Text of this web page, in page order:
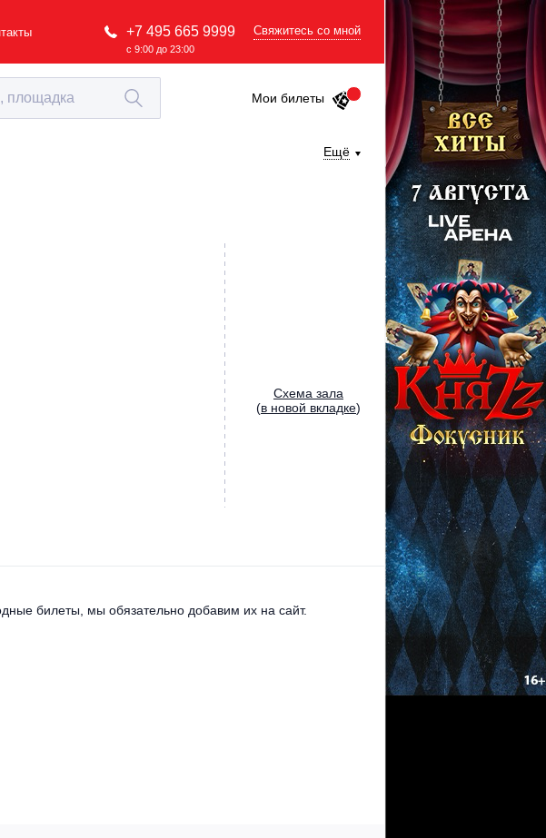
+7 495 665 9999
с 9:00 до 23:00
Свяжитесь со мной
Мои билеты
Ещё
Cхема зала
(в новой вкладке)
билеты, мы обязательно добавим их на сайт.